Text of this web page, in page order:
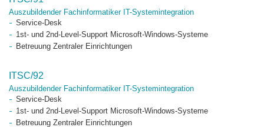
Auszubildender Fachinformatiker IT-Systemintegration
Service-Desk
1st- und 2nd-Level-Support Microsoft-Windows-Systeme
Betreuung Zentraler Einrichtungen
ITSC/92
Auszubildender Fachinformatiker IT-Systemintegration
Service-Desk
1st- und 2nd-Level-Support Microsoft-Windows-Systeme
Betreuung Zentraler Einrichtungen